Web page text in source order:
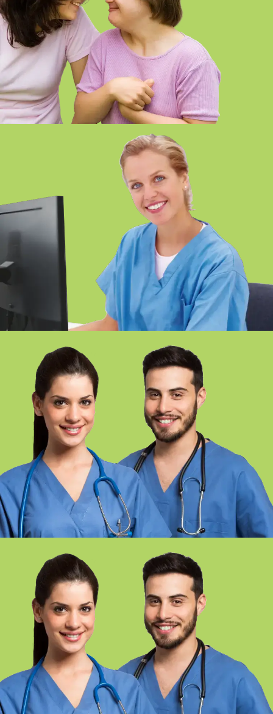
FP SUPERIOR EN INTEGRACIÓ
SOCIAL ONLINE GIRONA
FP EN DOCUMENTACIÓ I
ADMINISTRACIÓ SANITÀRIES ONLINE
GIRONA
FP EN CURES AUXILIARS
D’INFERMERIA ONLINE GIRONA
FP CURES AUXILIARS D’INFERMERIA
– SEVILLA PRESENCIAL